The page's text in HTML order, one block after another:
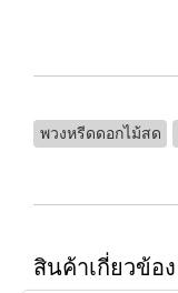
พวงหรีดดอกไม้สด
สินค้าเกี่ยวข้อง